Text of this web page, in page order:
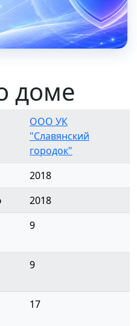
доме
ООО УК
"Славянский
городок"
2018
2018
9
9
17